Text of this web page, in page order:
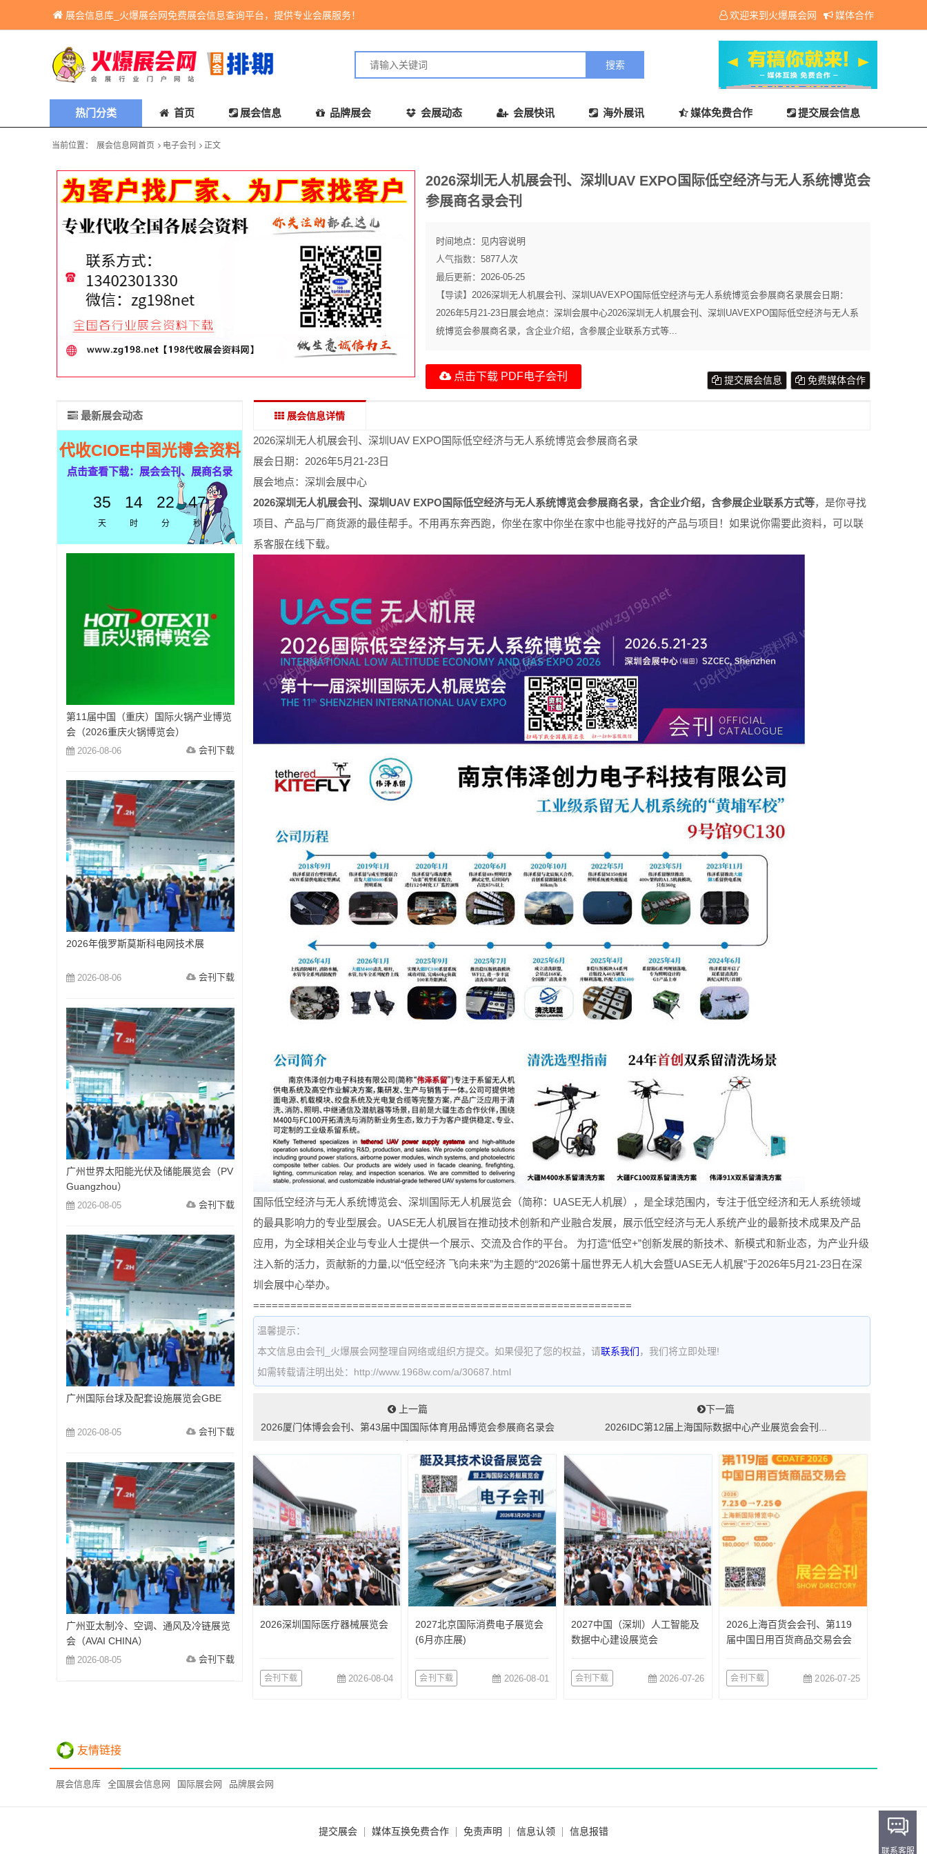
展会信息库_火爆展会网免费展会信息查询平台，提供专业会展服务！ 欢迎来到火爆展会网 媒体合作
热门分类 首页 展会信息 品牌展会 会展动态 会展快讯 海外展讯 媒体免费合作 提交展会信息
当前位置： 展会信息网首页 电子会刊 正文
2026深圳无人机展会刊、深圳UAV EXPO国际低空经济与无人系统博览会
参展商名录会刊
时间地点：
见内容说明
人气指数： 5877人次
最后更新： 2026-05-25
【导读】 2026深圳无人机展会刊、深圳UAVEXPO国际低空经济与无人系统博览会参展商名录展会日期：
2026年5月21-23日展会地点：深圳会展中心2026深圳无人机展会刊、深圳UAVEXPO国际低空经济与无人系
统博览会参展商名录，含企业介绍，含参展企业联系方式等...
点击下载 PDF电子会刊 免费媒体合作
提交展会信息
展会信息详情
2026深圳无人机展会刊、深圳UAV EXPO国际低空经济与无人系统博览会参展商名录
展会日期：2026年5月21-23日
展会地点：深圳会展中心
2026深圳无人机展会刊、深圳UAV EXPO国际低空经济与无人系统博览会参展商名录，含企业介绍，含参展企业联系方式等，是你寻找
项目、产品与厂商货源的最佳帮手。不用再东奔西跑，你坐在家中你坐在家中也能寻找好的产品与项目！如果说你需要此资料，可以联
系客服在线下载。
国际低空经济与无人系统博览会、深圳国际无人机展览会（简称：UASE无人机展），是全球范围内，专注于低空经济和无人系统领域
的最具影响力的专业型展会。UASE无人机展旨在推动技术创新和产业融合发展，展示低空经济与无人系统产业的最新技术成果及产品
应用，为全球相关企业与专业人士提供一个展示、交流及合作的平台。 为打造“低空+”创新发展的新技术、新模式和新业态，为产业升级
注入新的活力，贡献新的力量,以“低空经济 飞向未来”为主题的“2026第十届世界无人机大会暨UASE无人机展”于2026年5月21-23日在深
圳会展中心举办。
=============================================================
温馨提示：
本文信息由会刊_火爆展会网整理自网络或组织方提交。如果侵犯了您的权益，请联系我们 ，我们将立即处理!
如需转载请注明出处：http://www.1968w.com/a/30687.html
上一篇
2026厦门体博会会刊、第43届中国国际体育用品博览会参展商名录会
下一篇
2026IDC第12届上海国际数据中心产业展览会会刊...
2026深圳国际医疗器械展览会
会刊下载 2026-08-04
2027北京国际消费电子展览会
(6月亦庄展)
会刊下载 2026-08-01
2027中国（深圳）人工智能及
数据中心建设展览会
会刊下载 2026-07-26
2026上海百货会会刊、第119
届中国日用百货商品交易会会
会刊下载 2026-07-25
最新展会动态
代收CIOE中国光博会资料
点击查看下载：展会会刊、展商名录
35
天
14
时
22
分
46
秒
第11届中国（重庆）国际火锅产业博览
会（2026重庆火锅博览会）
2026-08-06 会刊下载
2026年俄罗斯莫斯科电网技术展
2026-08-06 会刊下载
广州世界太阳能光伏及储能展览会（PV
Guangzhou）
2026-08-05 会刊下载
广州国际台球及配套设施展览会GBE
2026-08-05 会刊下载
广州亚太制冷、空调、通风及冷链展览
会（AVAI CHINA）
2026-08-05 会刊下载
友情链接
展会信息库 全国展会信息网 国际展会网 品牌展会网
提交展会 媒体互换免费合作 免责声明 信息认领 信息报错
联系客服